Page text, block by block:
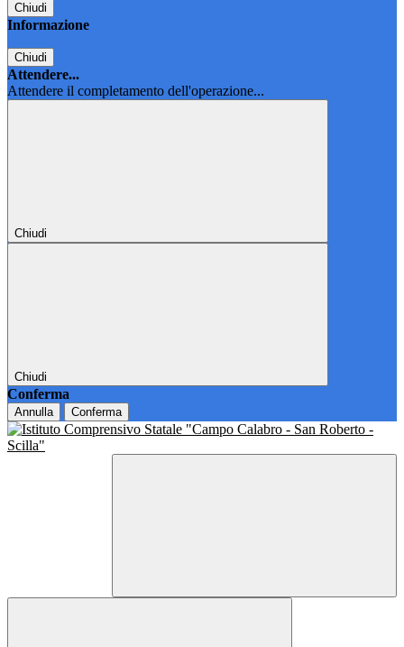
Chiudi
Informazione
Chiudi
Attendere...
Attendere il completamento dell'operazione...
Chiudi
Chiudi
Conferma
Annulla Conferma